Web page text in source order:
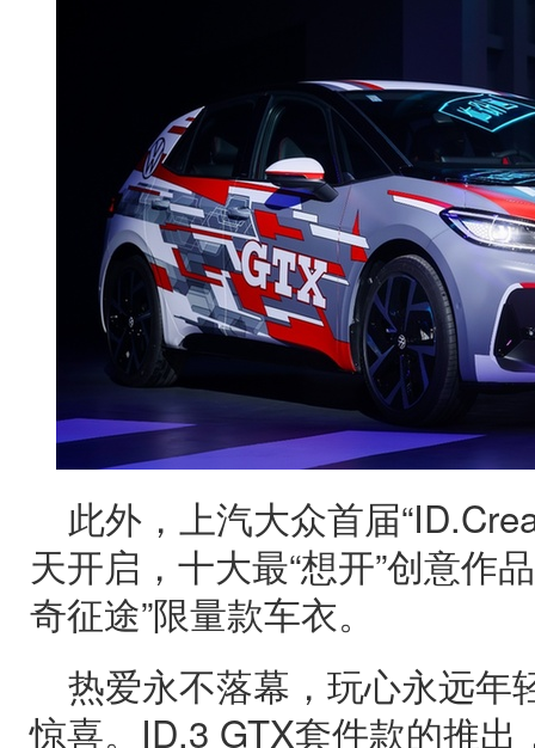
此外，上汽大众首届
天开启，十大最“想开”创意作
奇征途”限量款车衣。
热爱永不落幕，玩心永远年
惊喜。ID.3 GTX套件款的推